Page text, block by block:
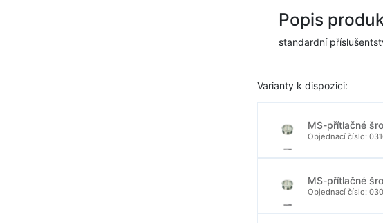
Popis
standardní
Varianty k dispozici:
MS-přítlačné
Objednací číslo:
MS-přítlačné
Objednací číslo: